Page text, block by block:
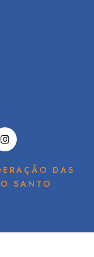
DAS
SANTO